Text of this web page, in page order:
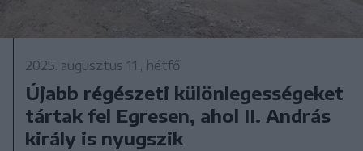
2025. augusztus 11., hétfő
Újabb régészeti különlegességeket
tártak fel Egresen, ahol II. András
király is nyugszik